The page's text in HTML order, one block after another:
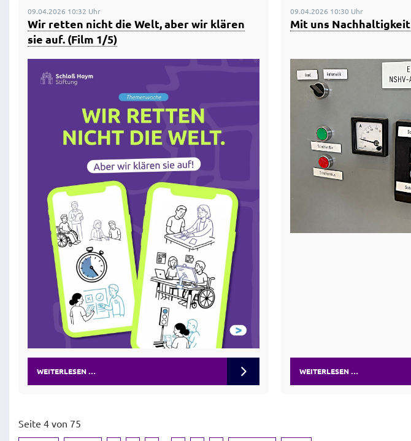
09.04.2026 10:32 Uhr
Wir retten nicht die Welt, aber wir klären
sie auf. (Film 1/5)
WEITERLESEN …
09.04.2026 10:30 Uhr
Mit uns Nachhaltigkeit
WEITERLESEN …
Seite 4 von 75